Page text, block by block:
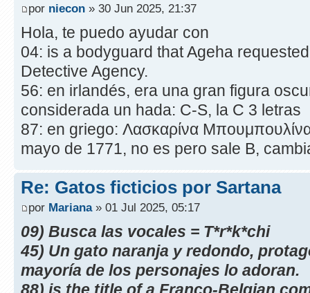
por niecon » 30 Jun 2025, 21:37
Hola, te puedo ayudar con
04: is a bodyguard that Ageha
Detective Agency.
56: en irlandés, era una gran figura
considerada un hada: C-S, la C 3 letras
87: en griego: Λασκαρίνα
mayo de 1771, no es pero sale B,
Re: Gatos ficticios por Sartana
por Mariana» 01 Jul 2025, 05:17
09) Busca las vocales = T*r*k*chi
45) Un gato naranja y redondo,
mayoría de los personajes lo adoran.